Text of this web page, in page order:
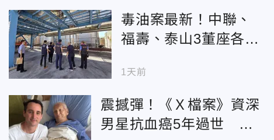
毒油案最新！中聯、
福壽、泰山3董座各再
1天前
震撼彈！《Ｘ檔案》資深
男星抗血癌5年過世 享